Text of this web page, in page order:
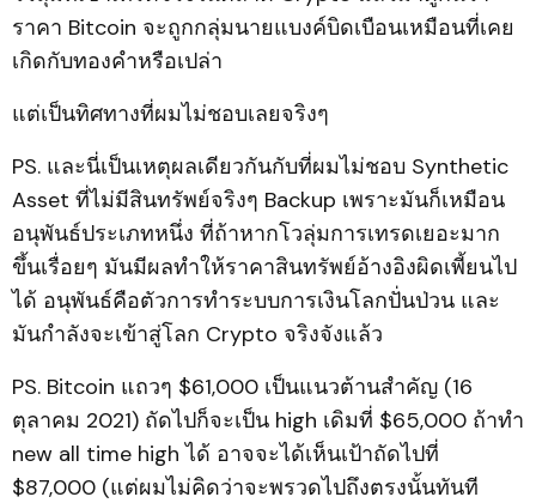
ราคา Bitcoin จะถูกกลุ่มนายแบงค์บิดเบือนเหมือนที่เคย
เกิดกับทองคำหรือเปล่า
แต่เป็นทิศทางที่ผมไม่ชอบเลยจริงๆ
PS. และนี่เป็นเหตุผลเดียวกันกับที่ผมไม่ชอบ Synthetic
Asset ที่ไม่มีสินทรัพย์จริงๆ Backup เพราะมันก็เหมือน
อนุพันธ์ประเภทหนึ่ง ที่ถ้าหากโวลุ่มการเทรดเยอะมาก
ขึ้นเรื่อยๆ มันมีผลทำให้ราคาสินทรัพย์อ้างอิงผิดเพี้ยนไป
ได้ อนุพันธ์คือตัวการทำระบบการเงินโลกปั่นป่วน และ
มันกำลังจะเข้าสู่โลก Crypto จริงจังแล้ว
PS. Bitcoin แถวๆ $61,000 เป็นแนวต้านสำคัญ (16
ตุลาคม 2021) ถัดไปก็จะเป็น high เดิมที่ $65,000 ถ้าทำ
new all time high ได้ อาจจะได้เห็นเป้าถัดไปที่
$87,000 (แต่ผมไม่คิดว่าจะพรวดไปถึงตรงนั้นทันที